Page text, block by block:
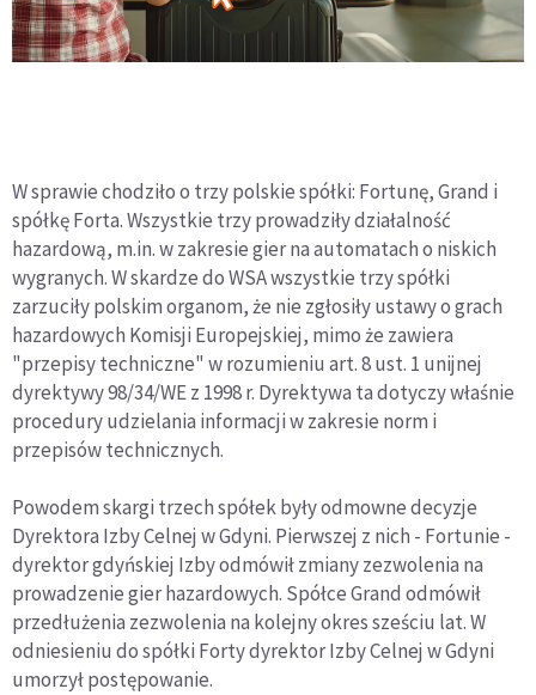
W sprawie chodziło o trzy polskie spółki: Fortunę, Grand i
spółkę Forta. Wszystkie trzy prowadziły działalność
hazardową, m.in. w zakresie gier na automatach o niskich
wygranych. W skardze do WSA wszystkie trzy spółki
zarzuciły polskim organom, że nie zgłosiły ustawy o grach
hazardowych Komisji Europejskiej, mimo że zawiera
"przepisy techniczne" w rozumieniu art. 8 ust. 1 unijnej
dyrektywy 98/34/WE z 1998 r. Dyrektywa ta dotyczy właśnie
procedury udzielania informacji w zakresie norm i
przepisów technicznych.
Powodem skargi trzech spółek były odmowne decyzje
Dyrektora Izby Celnej w Gdyni. Pierwszej z nich - Fortunie -
dyrektor gdyńskiej Izby odmówił zmiany zezwolenia na
prowadzenie gier hazardowych. Spółce Grand odmówił
przedłużenia zezwolenia na kolejny okres sześciu lat. W
odniesieniu do spółki Forty dyrektor Izby Celnej w Gdyni
umorzył postępowanie.